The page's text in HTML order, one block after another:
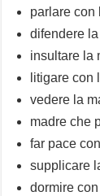
parlare con
difendere
insultare la
litigare con
vedere la
madre che
far pace
supplicare
dormire